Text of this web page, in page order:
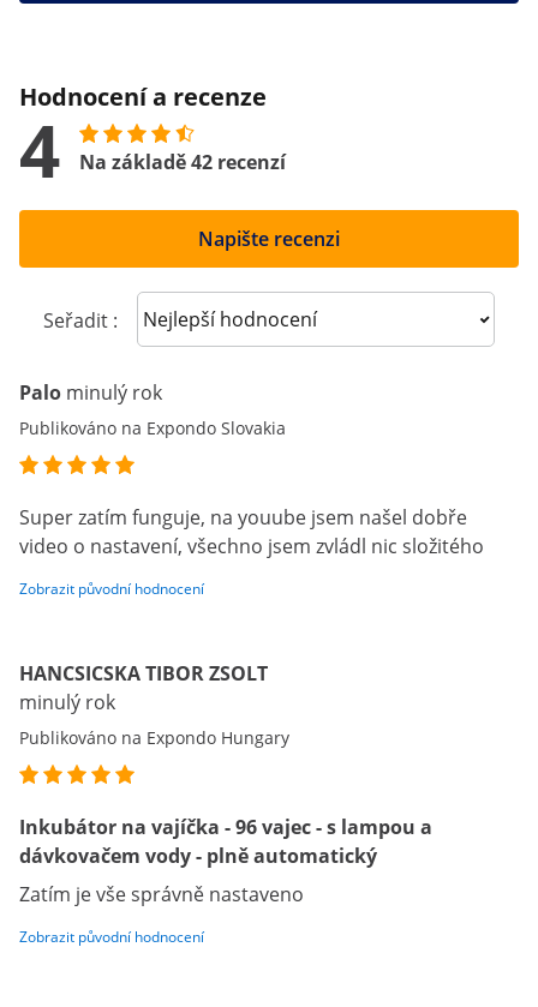
Hodnocení a recenze
4 Na základě 42 recenzí
Napište recenzi
Seřadit : Sort reviews
Palo minulý rok
Publikováno na Expondo Slovakia
Super zatím funguje, na youube jsem našel dobře
video o nastavení, všechno jsem zvládl nic složitého
Zobrazit původní hodnocení
HANCSICSKA TIBOR ZSOLT
minulý rok
Publikováno na Expondo Hungary
Inkubátor na vajíčka - 96 vajec - s lampou a
dávkovačem vody - plně automatický
Zatím je vše správně nastaveno
Zobrazit původní hodnocení